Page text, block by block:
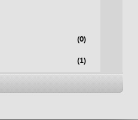
(0)
(1)